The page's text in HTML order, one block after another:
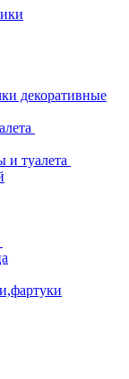
декоративные
и туалета